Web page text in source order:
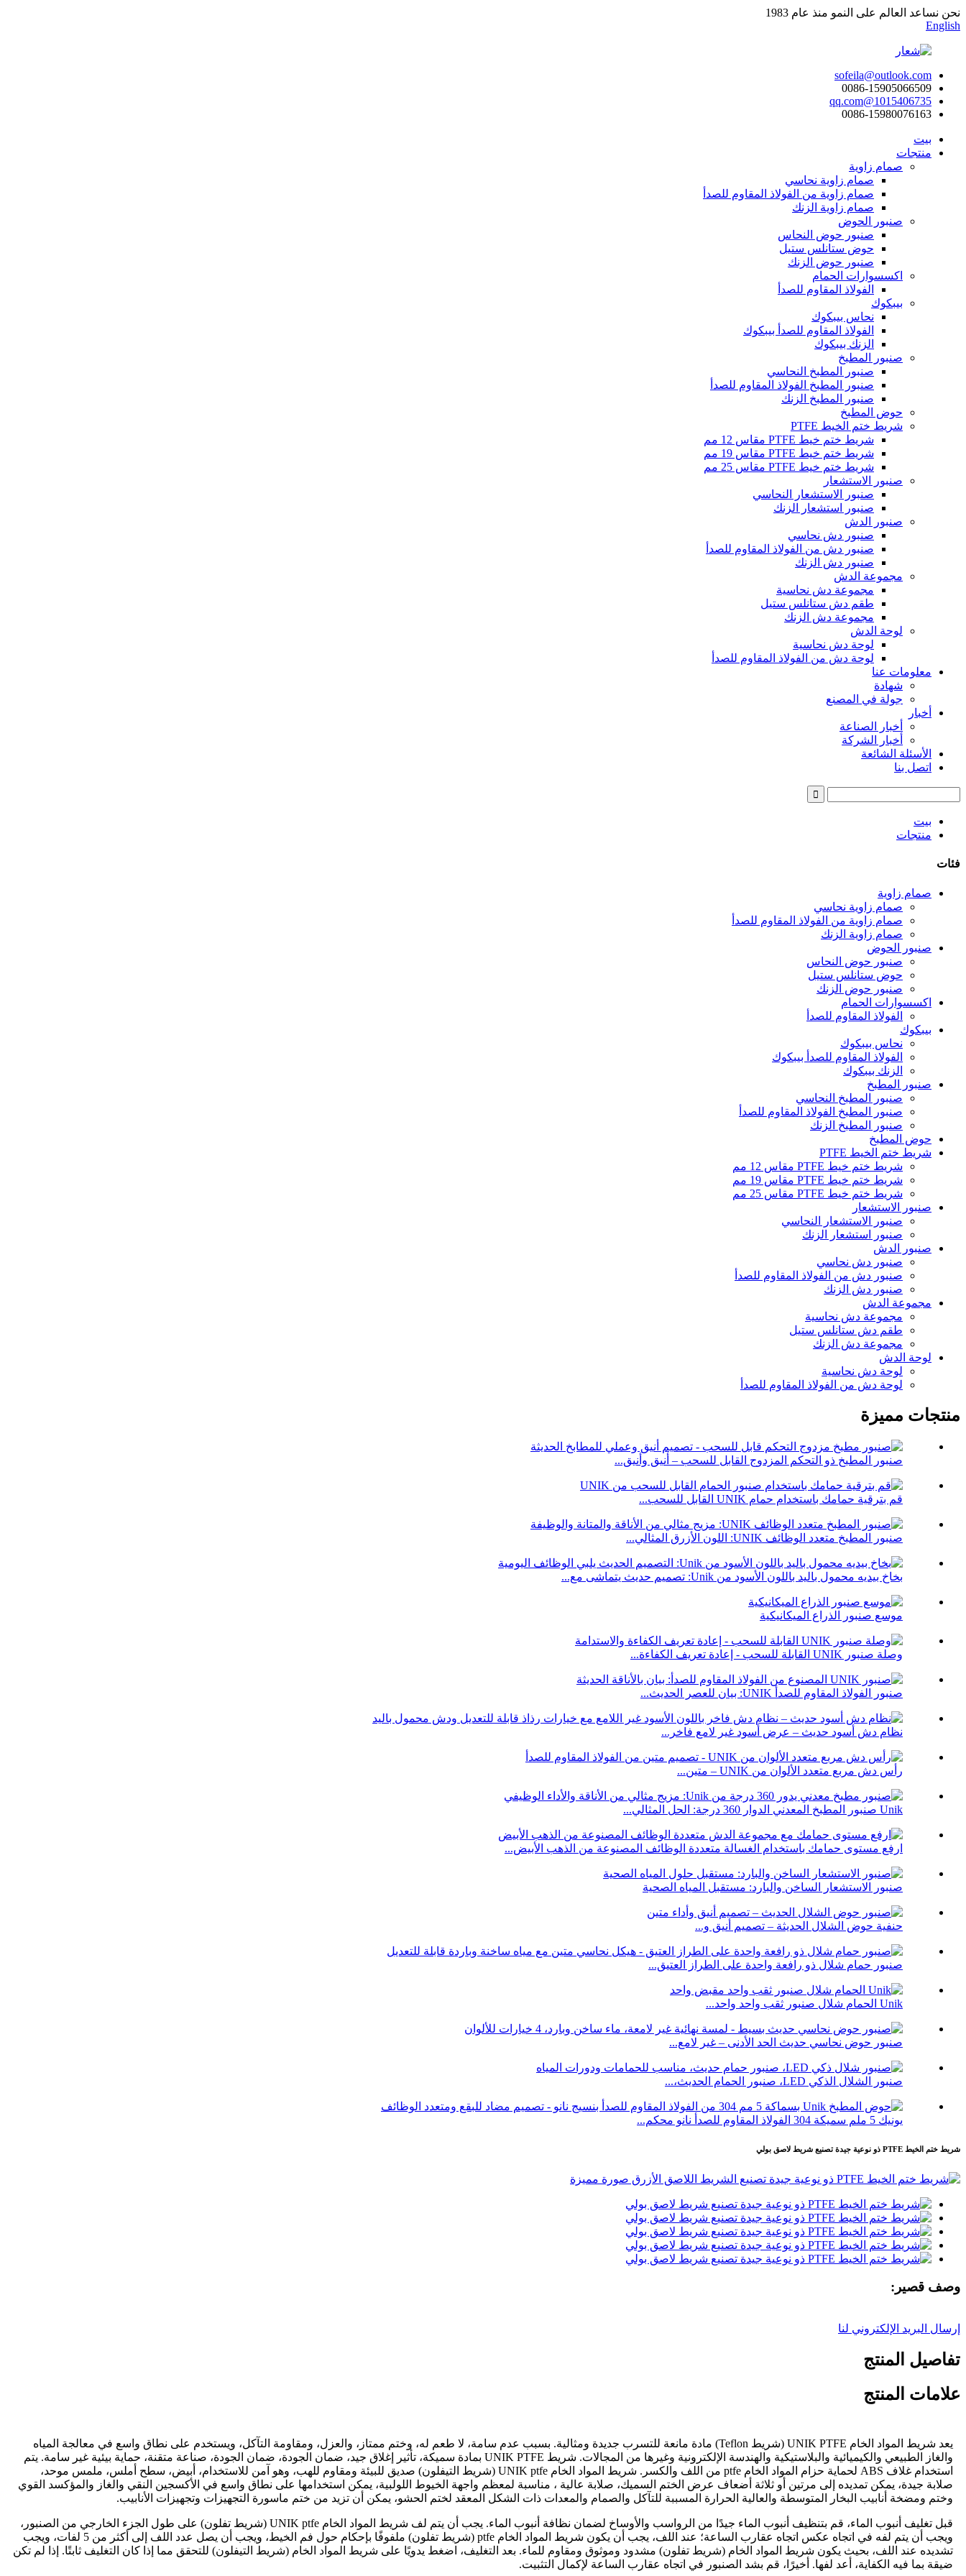
نحن نساعد العالم على النمو منذ عام 1983
English
sofeila@outlook.com
0086-15905066509
1015406735@qq.com
0086-15980076163
بيت
منتجات
صمام زاوية
صمام زاوية نحاسي
صمام زاوية من الفولاذ المقاوم للصدأ
صمام زاوية الزنك
صنبور الحوض
صنبور حوض النحاس
حوض ستانلس ستيل
صنبور حوض الزنك
اكسسوارات الحمام
الفولاذ المقاوم للصدأ
بيبكوك
نحاس بيبكوك
الفولاذ المقاوم للصدأ بيبكوك
الزنك بيبكوك
صنبور المطبخ
صنبور المطبخ النحاسي
صنبور المطبخ الفولاذ المقاوم للصدأ
صنبور المطبخ الزنك
حوض المطبخ
شريط ختم الخيط PTFE
شريط ختم خيط PTFE مقاس 12 مم
شريط ختم خيط PTFE مقاس 19 مم
شريط ختم خيط PTFE مقاس 25 مم
صنبور الاستشعار
صنبور الاستشعار النحاسي
صنبور استشعار الزنك
صنبور الدش
صنبور دش نحاسي
صنبور دش من الفولاذ المقاوم للصدأ
صنبور دش الزنك
مجموعة الدش
مجموعة دش نحاسية
طقم دش ستانلس ستيل
مجموعة دش الزنك
لوحة الدش
لوحة دش نحاسية
لوحة دش من الفولاذ المقاوم للصدأ
معلومات عنا
شهادة
جولة في المصنع
أخبار
أخبار الصناعة
أخبار الشركة
الأسئلة الشائعة
اتصل بنا
بيت
منتجات
فئات
صمام زاوية
صمام زاوية نحاسي
صمام زاوية من الفولاذ المقاوم للصدأ
صمام زاوية الزنك
صنبور الحوض
صنبور حوض النحاس
حوض ستانلس ستيل
صنبور حوض الزنك
اكسسوارات الحمام
الفولاذ المقاوم للصدأ
بيبكوك
نحاس بيبكوك
الفولاذ المقاوم للصدأ بيبكوك
الزنك بيبكوك
صنبور المطبخ
صنبور المطبخ النحاسي
صنبور المطبخ الفولاذ المقاوم للصدأ
صنبور المطبخ الزنك
حوض المطبخ
شريط ختم الخيط PTFE
شريط ختم خيط PTFE مقاس 12 مم
شريط ختم خيط PTFE مقاس 19 مم
شريط ختم خيط PTFE مقاس 25 مم
صنبور الاستشعار
صنبور الاستشعار النحاسي
صنبور استشعار الزنك
صنبور الدش
صنبور دش نحاسي
صنبور دش من الفولاذ المقاوم للصدأ
صنبور دش الزنك
مجموعة الدش
مجموعة دش نحاسية
طقم دش ستانلس ستيل
مجموعة دش الزنك
لوحة الدش
لوحة دش نحاسية
لوحة دش من الفولاذ المقاوم للصدأ
منتجات مميزة
صنبور المطبخ ذو التحكم المزدوج القابل للسحب – أنيق وأنيق...
قم بترقية حمامك باستخدام حمام UNIK القابل للسحب...
صنبور المطبخ متعدد الوظائف UNIK: اللون الأزرق المثالي...
بخاخ بيديه محمول باليد باللون الأسود من Unik: تصميم حديث يتماشى مع...
موسع صنبور الذراع الميكانيكية
وصلة صنبور UNIK القابلة للسحب - إعادة تعريف الكفاءة...
صنبور الفولاذ المقاوم للصدأ UNIK: بيان للعصر الحديث...
نظام دش أسود حديث – عرض أسود غير لامع فاخر...
رأس دش مربع متعدد الألوان من UNIK – متين...
Unik صنبور المطبخ المعدني الدوار 360 درجة: الحل المثالي...
ارفع مستوى حمامك باستخدام الغسالة متعددة الوظائف المصنوعة من الذهب الأبيض...
صنبور الاستشعار الساخن والبارد: مستقبل المياه الصحية
حنفية حوض الشلال الحديثة – تصميم أنيق و...
صنبور حمام شلال ذو رافعة واحدة على الطراز العتيق...
Unik الحمام شلال صنبور ثقب واحد واحد...
صنبور حوض نحاسي حديث الحد الأدنى – غير لامع...
صنبور الشلال الذكي LED، صنبور الحمام الحديث،...
يونيك 5 ملم سميكة 304 الفولاذ المقاوم للصدأ نانو محكم...
شريط ختم الخيط PTFE ذو نوعية جيدة تصنيع شريط لاصق بولي
وصف قصير:
إرسال البريد الإلكتروني لنا
تفاصيل المنتج
علامات المنتج
يعد شريط المواد الخام UNIK PTFE (شريط Teflon) مادة مانعة للتسرب جديدة ومثالية. بسبب عدم سامة، لا طعم له، وختم ممتاز، والعزل، ومقاومة التآكل، ويستخدم على نطاق واسع في معالجة المياه
والغاز الطبيعي والكيميائية والبلاستيكية والهندسة الإلكترونية وغيرها من المجالات. شريط UNIK PTFE بمادة سميكة، تأثير إغلاق جيد، ضمان الجودة، ضمان الجودة، صناعة متقنة، حماية بيئية غير سامة. يتم
استخدام غلاف ABS لحماية حزام المواد الخام ptfe من اللف والكسر. شريط المواد الخام UNIK ptfe (شريط التيفلون) صديق للبيئة ومقاوم للهب، وهو آمن للاستخدام، أبيض، سطح أملس، ملمس موحد،
صلابة جيدة، يمكن تمديده إلى مرتين أو ثلاثة أضعاف عرض الختم السميك، صلابة عالية ، مناسبة لمعظم واجهة الخيوط اللولبية، يمكن استخدامها على نطاق واسع في الأكسجين النقي والغاز والمؤكسد القوي
وختم ومضخة أنابيب البخار المتوسطة والعالية الحرارة المسببة للتآكل والصمام والمعدات ذات الشكل المعقد لختم الحشو، يمكن أن تزيد من ختم ماسورة التجهيزات وتجهيزات الأنابيب.
قبل تغليف أنبوب الماء، قم بتنظيف أنبوب الماء جيدًا من الرواسب والأوساخ لضمان نظافة أنبوب الماء. يجب أن يتم لف شريط المواد الخام UNIK ptfe (شريط تفلون) على طول الجزء الخارجي من الصنبور،
ويجب أن يتم لفه في اتجاه عكس اتجاه عقارب الساعة؛ عند اللف، يجب أن يكون شريط المواد الخام ptfe (شريط تفلون) ملفوفًا بإحكام حول فم الخيط، ويجب أن يصل عدد اللف إلى أكثر من 5 لفات، ويجب
تشديده عند اللف، بحيث يكون شريط المواد الخام (شريط تفلون) مشدود وموثوق ومقاوم للماء. بعد التغليف، اضغط يدويًا على شريط المواد الخام (شريط التيفلون) للتحقق مما إذا كان التغليف ثابتًا. إذا لم تكن
ضيقة بما فيه الكفاية، أعد لفها. أخيرًا، قم بشد الصنبور في اتجاه عقارب الساعة لإكمال التثبيت.